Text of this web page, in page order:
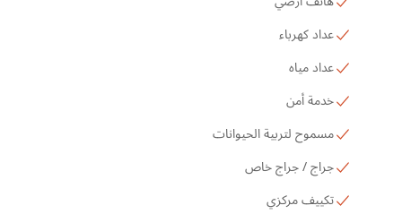
عداد كهرباء
عداد مياه
خدمة أمن
مسموح لتربية الحيوانات
جراج / جراج خاص
تكييف مركزي